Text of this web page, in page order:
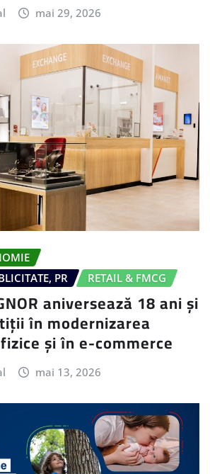
mai 29, 2026
PR
RETAIL & FMCG
aniversează 18 ani și
în modernizarea
și în e-commerce
mai 13, 2026